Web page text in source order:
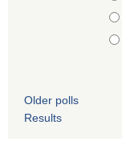
Older polls
Results